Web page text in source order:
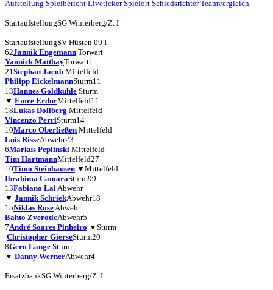
Aufstellung Spielbericht Liveticker Spielort Schiedsrichter Teamvergleich
StartaufstellungSG Winterberg/Z. I
StartaufstellungSV Hüsten 09 I
62Jannik Engemann Torwart
Yannick MatthayTorwart1
21Stephan Jacob Mittelfeld
Philipp EickelmannSturm11
13Hannes Goldkuhle Sturm
▼ Emre ErdurMittelfeld11
18Lukas Dollberg Mittelfeld
Vincenzo PerriSturm14
10Marco Oberließen Mittelfeld
Luis RisseAbwehr23
6Markus Peplinski Mittelfeld
Tim HartmannMittelfeld27
10Timo Steinhausen ▼ Mittelfeld
Ibrahima CamaraSturm99
13Fabiano LaiAbwehr
▼ Jannik SchriekAbwehr18
15Niklas RoseAbwehr
Bahto ZveroticAbwehr5
7André Soares Pinheiro ▼ Sturm
Christopher GierseSturm20
8Gero Lange Sturm
▼ Danny WernerAbwehr4
ErsatzbankSG Winterberg/Z. I